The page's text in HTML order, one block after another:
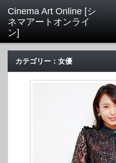
カテゴリー：女優